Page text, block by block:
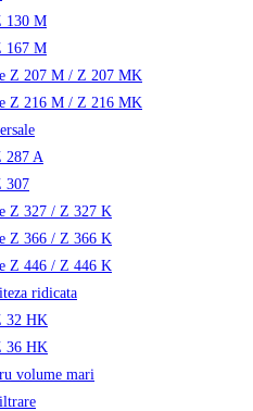
130 M
167 M
Z 207 M / Z 207 MK
Z 216 M / Z 216 MK
287 A
307
Z 327 / Z 327 K
Z 366 / Z 366 K
Z 446 / Z 446 K
ridicata
32 HK
36 HK
volume mari